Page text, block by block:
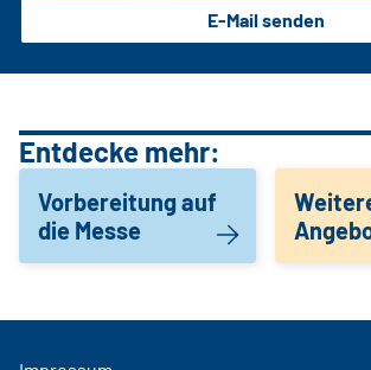
E-Mail senden
Entdecke mehr:
Vorbereitung auf
die Messe